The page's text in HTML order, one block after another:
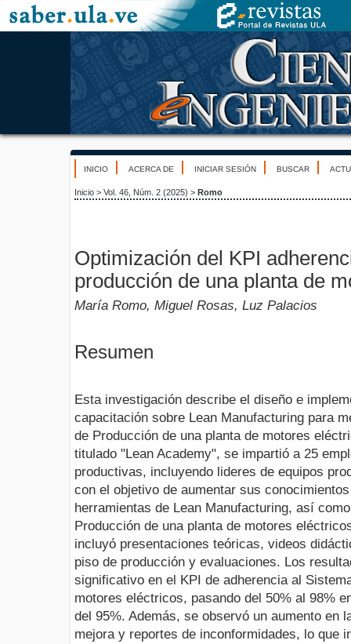
INICIO ACERCA DE INICIAR SESIÓN BUSCAR
Inicio > Vol. 46, Núm. 2 (2025) > Romo
Optimización del KPI
producción de una planta de
María Romo, Miguel Rosas, Luz Palacios
Resumen
Esta investigación describe el diseño e
capacitación sobre Lean Manufacturing para
de Producción de una planta de motores
titulado "Lean Academy", se impartió a 25
productivas, incluyendo lideres de equipos
con el objetivo de aumentar sus
herramientas de Lean Manufacturing, así
Producción de una planta de motores
incluyó presentaciones teóricas, videos
piso de producción y evaluaciones. Los
significativo en el KPI de adherencia al
motores eléctricos, pasando del 50% al 98%
del 95%. Además, se observó un aumento en
mejora y reportes de inconformidades, lo que